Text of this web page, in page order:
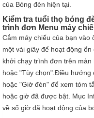
của Bóng đèn hiện tại.
Kiểm tra tuổi thọ bóng
trình đơn Menu máy
Cắm máy chiếu của bạn vào
một vài giây để hoạt động
khởi chạy trình đơn trên
hoặc "Tùy chọn".Điều hướng
hoặc "Giờ đèn" để xem tóm
hoặc giờ đã được bật. Mục
về số giờ đã hoạt động của